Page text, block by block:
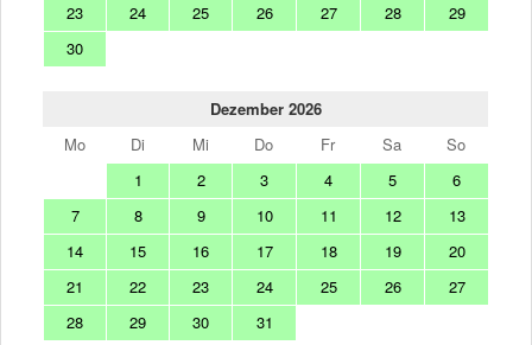
23
24 25 26 27 28
29
30
Dezember 2026
Mo
Di Mi Do Fr Sa
So
1
2 3 4 5
6
7
8 9 10 11 12
13
14
15 16 17 18 19
20
21
22 23 24 25 26
27
28
29 30 31